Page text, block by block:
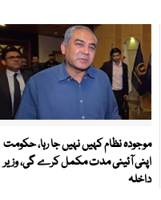
موجودہ نظام کہیں نہیں جا رہا، حکومت
اپنی آئینی مدت مکمل کرے گی، وزیر
داخلہ